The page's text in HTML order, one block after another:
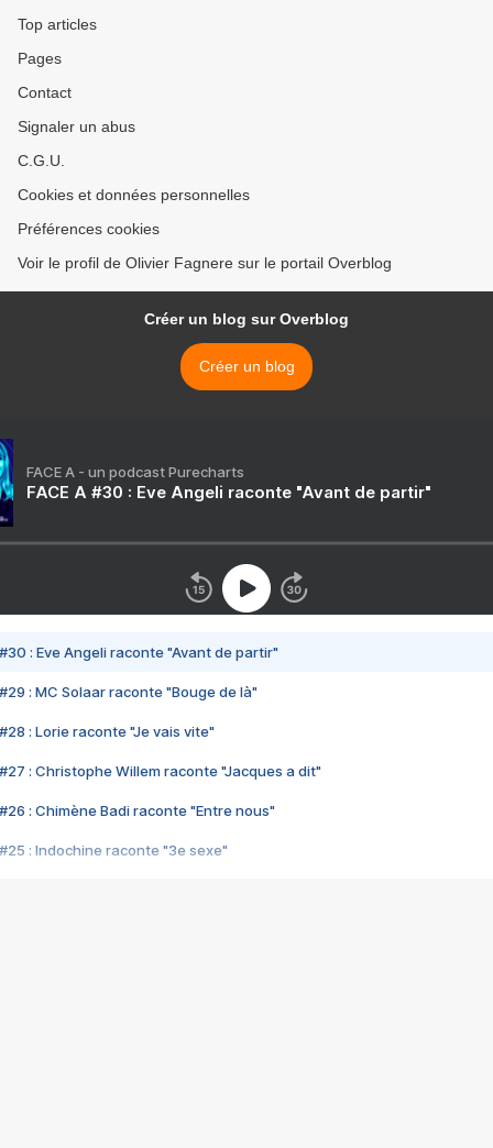
Top articles
Pages
Contact
Signaler un abus
C.G.U.
Cookies et données personnelles
Préférences cookies
Voir le profil de Olivier Fagnere sur le portail Overblog
Créer un blog sur Overblog
Créer un blog
FACE A - un podcast Purecharts
FACE A #30 : Eve Angeli raconte "Avant de partir"
#30 : Eve Angeli raconte "Avant de partir"
#29 : MC Solaar raconte "Bouge de là"
#28 : Lorie raconte "Je vais vite"
#27 : Christophe Willem raconte "Jacques a dit"
#26 : Chimène Badi raconte "Entre nous"
#25 : Indochine raconte "3e sexe"